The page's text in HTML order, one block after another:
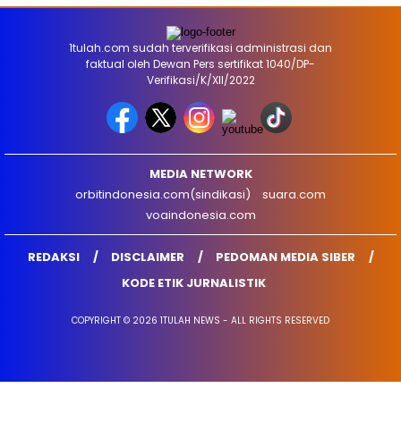
1tulah.com sudah terverifikasi administrasi dan
faktual oleh Dewan Pers sertifikat 1040/DP-
Verifikasi/K/XII/2022
MEDIA NETWORK
orbitindonesia.com(sindikasi)
suara.com
voaindonesia.com
REDAKSI DISCLAIMER
PEDOMAN MEDIA SIBER
KODE ETIK JURNALISTIK
COPYRIGHT © 2026 1TULAH NEWS - ALL RIGHTS RESERVED